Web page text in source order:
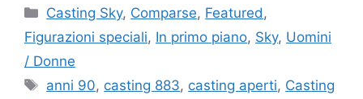
Categorie
Casting Sky, Comparse, Featured ,
Figurazioni speciali, In primo piano, Sky, Uomini
/ Donne
Tag
anni 90, casting 883, casting aperti, Casting